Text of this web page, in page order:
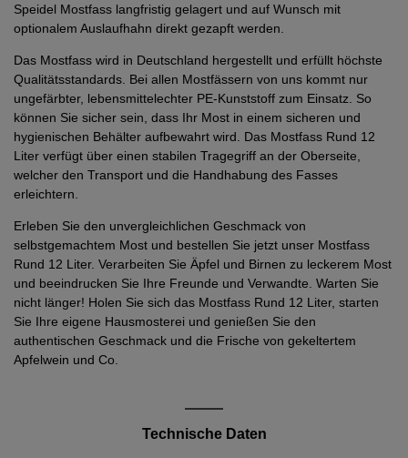
Speidel Mostfass langfristig gelagert und auf Wunsch mit
optionalem Auslaufhahn direkt gezapft werden.
Das Mostfass wird in Deutschland hergestellt und erfüllt höchste
Qualitätsstandards. Bei allen Mostfässern von uns kommt nur
ungefärbter, lebensmittelechter PE-Kunststoff zum Einsatz. So
können Sie sicher sein, dass Ihr Most in einem sicheren und
hygienischen Behälter aufbewahrt wird. Das Mostfass Rund 12
Liter verfügt über einen stabilen Tragegriff an der Oberseite,
welcher den Transport und die Handhabung des Fasses
erleichtern.
Erleben Sie den unvergleichlichen Geschmack von
selbstgemachtem Most und bestellen Sie jetzt unser Mostfass
Rund 12 Liter. Verarbeiten Sie Äpfel und Birnen zu leckerem Most
und beeindrucken Sie Ihre Freunde und Verwandte. Warten Sie
nicht länger! Holen Sie sich das Mostfass Rund 12 Liter, starten
Sie Ihre eigene Hausmosterei und genießen Sie den
authentischen Geschmack und die Frische von gekeltertem
Apfelwein und Co.
Technische Daten